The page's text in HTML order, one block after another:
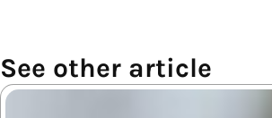
See other article